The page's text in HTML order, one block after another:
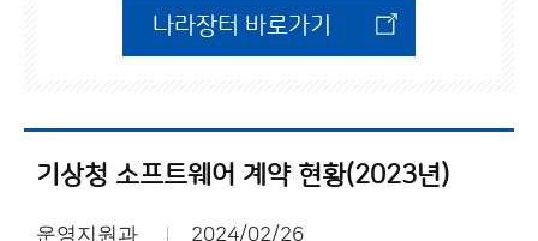
나라장터 바로가기
기상청 소프트웨어 계약 현황(2023년)
운영지원과 2024/02/26